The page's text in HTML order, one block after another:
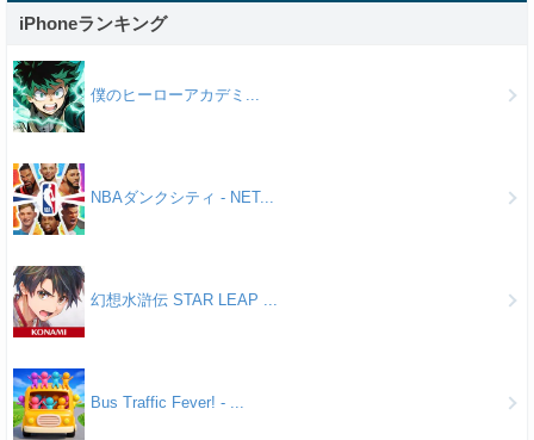
iPhoneランキング
僕のヒーローアカデミ...
NBAダンクシティ - NET...
幻想水滸伝 STAR LEAP ...
Bus Traffic Fever! - ...